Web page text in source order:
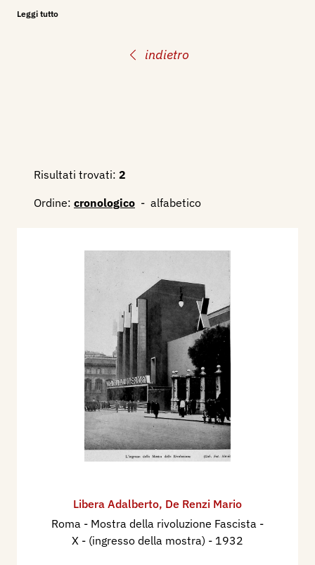
indietro
Bibliografia:
del mondo, n. 7 luglio XIII, p. 856.
Leggi tutto
Risultati trovati: 2
Ordine: cronologico - alfabetico
Libera Adalberto, De Renzi Mario
Roma - Mostra della rivoluzione Fascista -
X - (ingresso della mostra) - 1932